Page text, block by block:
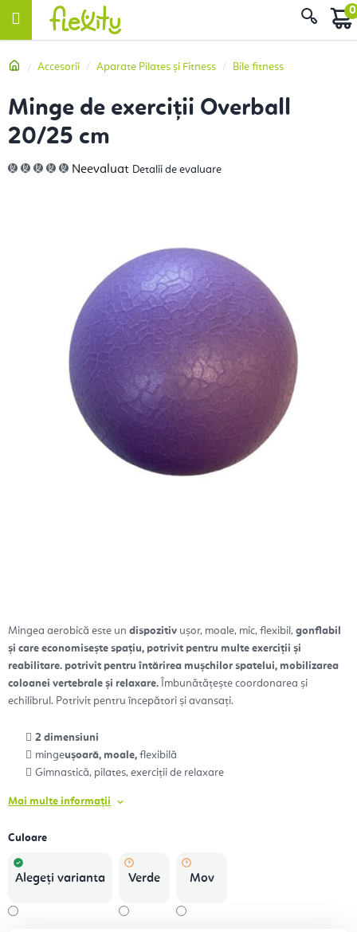
AcasăAccesorii Aparate Pilates și Fitness Bile fitness
Mingea aerobică este un dispozitiv ușor, moale, mic, flexibil, gonflabil
și care economisește spațiu, potrivit pentru multe exerciții și
reabilitare. potrivit pentru întărirea mușchilor spatelui, mobilizarea
coloanei vertebrale și relaxare. Îmbunătățește coordonarea și
echilibrul. Potrivit pentru începători și avansați.
2 dimensiuni
mingeușoară, moale, flexibilă
Gimnastică, pilates, exerciții de relaxare
Mai multe informații
Culoare
Alegeţi varianta Verde Mov
Minge de exerciții Overball
20/25 cm
Evaluarea
medie
Neevaluat Detalii de evaluare